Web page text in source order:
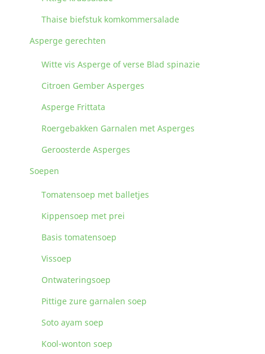
Thaise biefstuk komkommersalade
Asperge gerechten
Witte vis Asperge of verse Blad spinazie
Citroen Gember Asperges
Asperge Frittata
Roergebakken Garnalen met Asperges
Geroosterde Asperges
Soepen
Tomatensoep met balletjes
Kippensoep met prei
Basis tomatensoep
Vissoep
Ontwateringsoep
Pittige zure garnalen soep
Soto ayam soep
Kool-wonton soep